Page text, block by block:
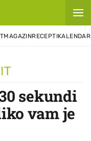
MAGAZINRECEPTIKALENDAR
sekundi
vam je